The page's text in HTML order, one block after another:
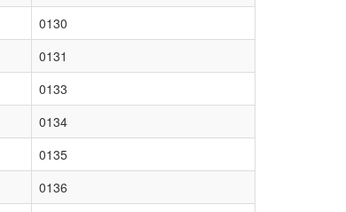
0130
0131
0133
0134
0135
0136